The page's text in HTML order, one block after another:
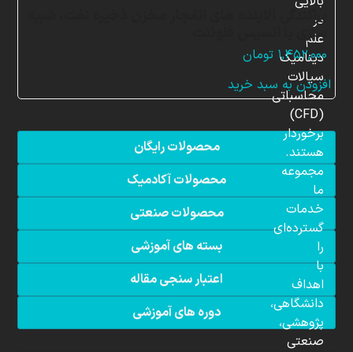
پراکندگی آلاینده های انفجار مخزن ذخیره نفت، شبیه
سازی با انسیس فلوئنت
۱,۴۵۲,۰۰۰ تومان
افزودن به سبد خرید
محصولات رایگان
محصولات آکادمیک
محصولات صنعتی
بسته های آموزشی
اعتبار سنجی مقاله
دوره های آموزشی
در
علم
دینامیک
سیالات
محاسباتی
(CFD)
برخوردار
هستند.
مجموعه
ما
خدمات
گسترده‌ای
را
با
اهداف
دانشگاهی،
پژوهشی،
صنعتی